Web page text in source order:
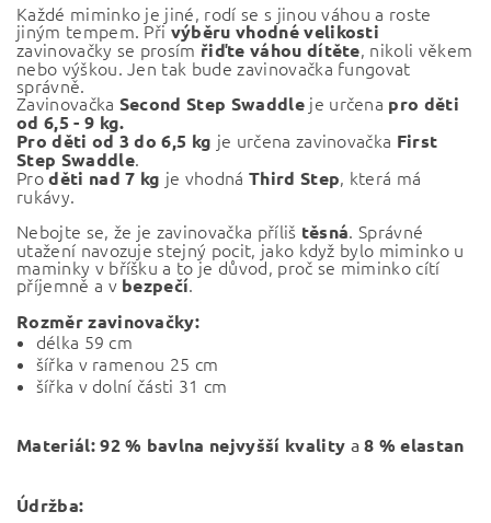
Každé miminko je jiné, rodí se s jinou váhou a roste
jiným tempem. Přivýběru vhodné velikosti
zavinovačky se prosím řiďte váhou dítěte, nikoli věkem
nebo výškou. Jen tak bude zavinovačka fungovat
správně.
Zavinovačka Second Step Swaddleje určena pro děti
od 6,5 - 9 kg.
Pro děti od 3 do 6,5 kg je určena zavinovačka First
Step Swaddle.
Proděti nad 7 kg je vhodná Third Step, která má
rukávy.
Nebojte se, že je zavinovačka příliš těsná. Správné
utažení navozuje stejný pocit, jako když bylo miminko u
maminky v bříšku a to je důvod, proč se miminko cítí
příjemně a v bezpečí.
Rozměr zavinovačky:
délka 59 cm
šířka v ramenou 25 cm
šířka v dolní části 31 cm
Materiál: 92 % bavlna nejvyšší kvality a8 % elastan
Údržba: